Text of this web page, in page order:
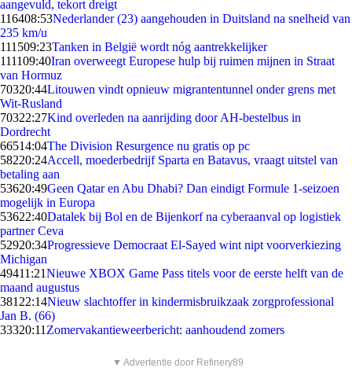
aangevuld, tekort dreigt
116408:53Nederlander (23) aangehouden in Duitsland na snelheid van
235 km/u
111509:23Tanken in België wordt nóg aantrekkelijker
111109:40Iran overweegt Europese hulp bij ruimen mijnen in Straat
van Hormuz
70320:44Litouwen vindt opnieuw migrantentunnel onder grens met
Wit-Rusland
70322:27Kind overleden na aanrijding door AH-bestelbus in
Dordrecht
66514:04The Division Resurgence nu gratis op pc
58220:24Accell, moederbedrijf Sparta en Batavus, vraagt uitstel van
betaling aan
53620:49Geen Qatar en Abu Dhabi? Dan eindigt Formule 1-seizoen
mogelijk in Europa
53622:40Datalek bij Bol en de Bijenkorf na cyberaanval op logistiek
partner Ceva
52920:34Progressieve Democraat El-Sayed wint nipt voorverkiezing
Michigan
49411:21Nieuwe XBOX Game Pass titels voor de eerste helft van de
maand augustus
381 22:14Nieuw slachtoffer in kindermisbruikzaak zorgprofessional
Jan B. (66)
33320:11 Zomervakantieweerbericht: aanhoudend zomers
▼ Advertentie door Refinery89